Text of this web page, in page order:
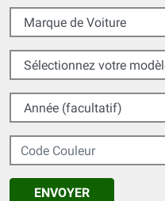
Marque de Voiture
Sélectionnez votre modèle
Année (facultatif)
Code Couleur
ENVOYER